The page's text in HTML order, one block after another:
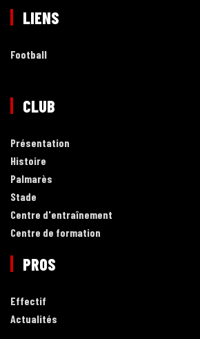
LIENS
Football
CLUB
Présentation
Histoire
Palmarès
Stade
Centre d'entraînement
Centre de formation
PROS
Effectif
Actualités